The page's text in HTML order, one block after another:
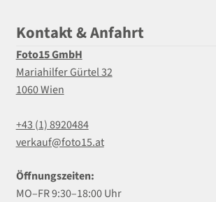
Kontakt & Anfahrt
Foto15 GmbH
Mariahilfer Gürtel 32
1060 Wien
+43 (1) 8920484
verkauf@foto15.at
Öffnungszeiten:
MO–FR 9:30–18:00 Uhr